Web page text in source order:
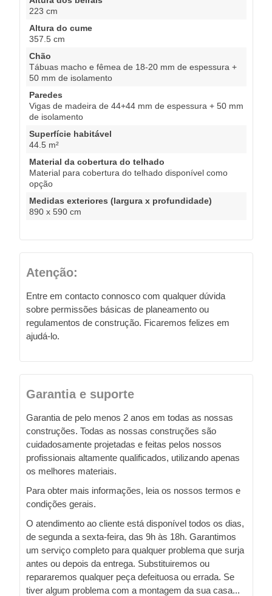
223 cm
Altura do cume
357.5 cm
Chão
Tábuas macho e fêmea de 18-20 mm de espessura +
50 mm de isolamento
Paredes
Vigas de madeira de 44+44 mm de espessura + 50 mm
de isolamento
Superfície habitável
44.5 m²
Material da cobertura do telhado
Material para cobertura do telhado disponível como
opção
Medidas exteriores (largura x profundidade)
890 x 590 cm
Atenção:
Entre em contacto connosco com qualquer dúvida
sobre permissões básicas de planeamento ou
regulamentos de construção. Ficaremos felizes em
ajudá-lo.
Garantia e suporte
Garantia de pelo menos 2 anos em todas as nossas
construções. Todas as nossas construções são
cuidadosamente projetadas e feitas pelos nossos
profissionais altamente qualificados, utilizando apenas
os melhores materiais.
Para obter mais informações, leia os nossos termos e
condições gerais.
O atendimento ao cliente está disponível todos os dias,
de segunda a sexta-feira, das 9h às 18h. Garantimos
um serviço completo para qualquer problema que surja
antes ou depois da entrega. Substituiremos ou
repararemos qualquer peça defeituosa ou errada. Se
tiver algum problema com a montagem da sua casa...